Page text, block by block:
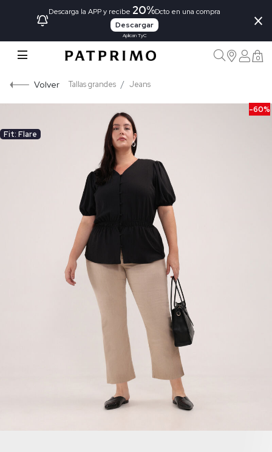
Descarga la APP y recibe 20%Dcto en una compra
Descargar
Aplican TyC
×
0
Volver Tallas grandes Jeans
-60%
Fit: Flare